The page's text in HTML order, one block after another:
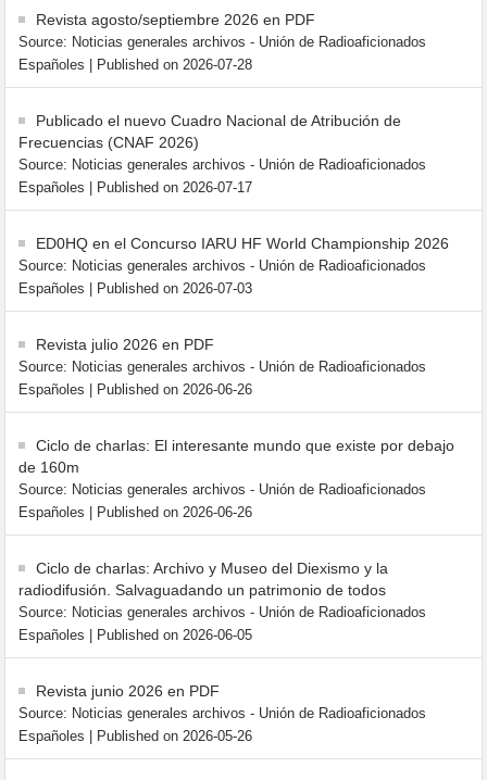
Revista agosto/septiembre 2026 en PDF
Source: Noticias generales archivos - Unión de Radioaficionados
Españoles
Published on 2026-07-28
Publicado el nuevo Cuadro Nacional de Atribución de
Frecuencias (CNAF 2026)
Source: Noticias generales archivos - Unión de Radioaficionados
Españoles
Published on 2026-07-17
ED0HQ en el Concurso IARU HF World Championship 2026
Source: Noticias generales archivos - Unión de Radioaficionados
Españoles
Published on 2026-07-03
Revista julio 2026 en PDF
Source: Noticias generales archivos - Unión de Radioaficionados
Españoles
Published on 2026-06-26
Ciclo de charlas: El interesante mundo que existe por debajo
de 160m
Source: Noticias generales archivos - Unión de Radioaficionados
Españoles
Published on 2026-06-26
Ciclo de charlas: Archivo y Museo del Diexismo y la
radiodifusión. Salvaguadando un patrimonio de todos
Source: Noticias generales archivos - Unión de Radioaficionados
Españoles
Published on 2026-06-05
Revista junio 2026 en PDF
Source: Noticias generales archivos - Unión de Radioaficionados
Españoles
Published on 2026-05-26